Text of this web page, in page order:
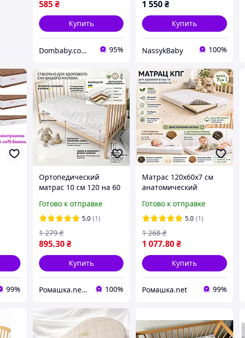
585₴
Купить
Dombaby.com.ua - интернет магазин детских товаров 95%
1 550₴
Купить
NassykBaby 100%
99%
Ортопедический
матрас 10 см 120 на 60
кокос поролон кокос
для новорожденных
Готово к отправке
5.0 (1)
895.30₴
1 279 ₴
Купить
Ромашка.net - детский интернет-магазин 100%
Матрас 120х60х7 см
анатомический
двусторонний для
кроватки
ортопедическая пена
гречневая шелуха
Готово к отправке
5.0 (1)
1 077.80₴
1 268 ₴
Купить
Ромашка.net 99%